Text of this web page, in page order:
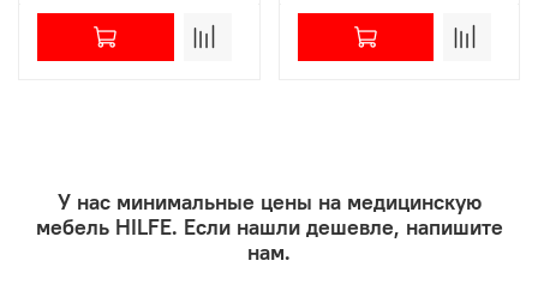
У нас минимальные цены на медицинскую
мебель HILFE. Если нашли дешевле, напишите
нам.